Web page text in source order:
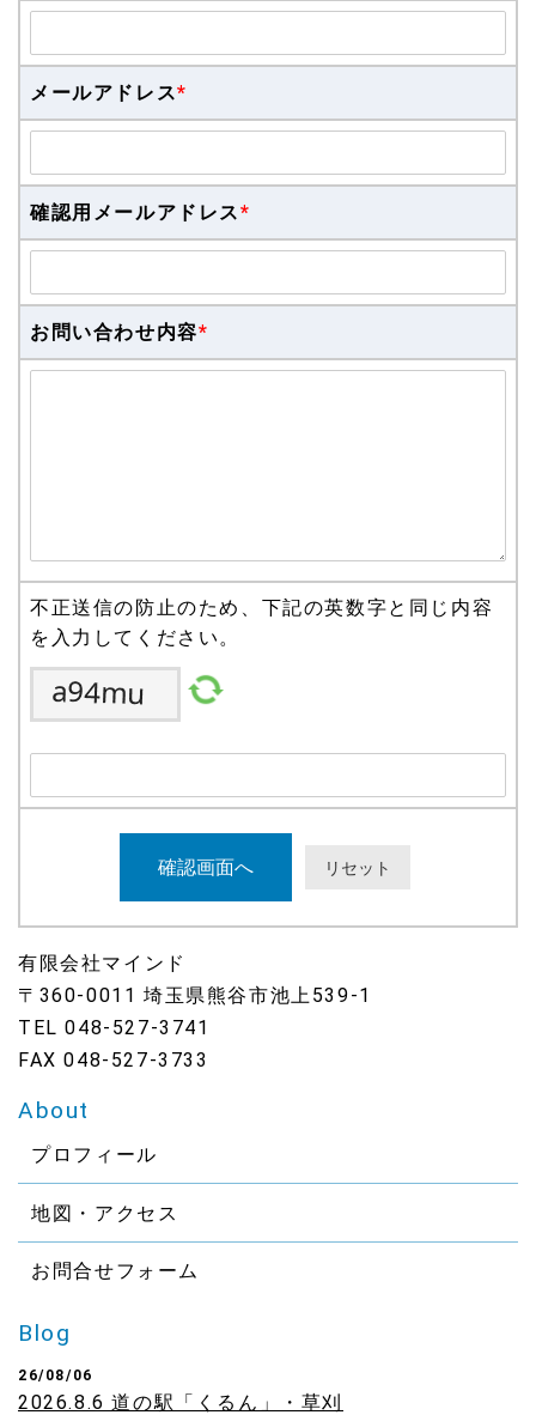
メールアドレス*
確認用メールアドレス*
お問い合わせ内容*
不正送信の防止のため、下記の英数字と同じ内容
を入力してください。
有限会社マインド
〒360-0011 埼玉県熊谷市池上539-1
TEL 048-527-3741
FAX 048-527-3733
About
プロフィール
地図・アクセス
お問合せフォーム
Blog
26/08/06
2026.8.6 道の駅「くるん」・草刈